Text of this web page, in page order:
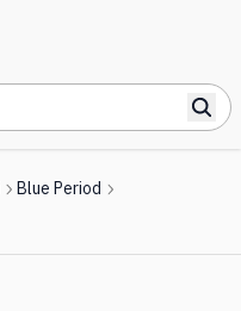
Blue Period